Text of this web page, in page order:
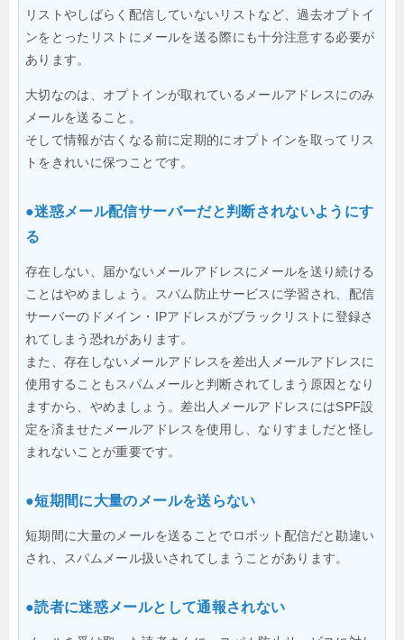
リストやしばらく配信していないリストなど、過去オプトイ
ンをとったリストにメールを送る際にも十分注意する必要が
あります。
大切なのは、オプトインが取れているメールアドレスにのみ
メールを送ること。
そして情報が古くなる前に定期的にオプトインを取ってリス
トをきれいに保つことです。
●迷惑メール配信サーバーだと判断されないようにす
る
存在しない、届かないメールアドレスにメールを送り続ける
ことはやめましょう。スパム防止サービスに学習され、配信
サーバーのドメイン・IPアドレスがブラックリストに登録さ
れてしまう恐れがあります。
また、存在しないメールアドレスを差出人メールアドレスに
使用することもスパムメールと判断されてしまう原因となり
ますから、やめましょう。差出人メールアドレスにはSPF設
定を済ませたメールアドレスを使用し、なりすましだと怪し
まれないことが重要です。
●短期間に大量のメールを送らない
短期間に大量のメールを送ることでロボット配信だと勘違い
され、スパムメール扱いされてしまうことがあります。
●読者に迷惑メールとして通報されない